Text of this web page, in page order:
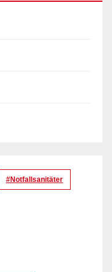
#Notfallsanitäter